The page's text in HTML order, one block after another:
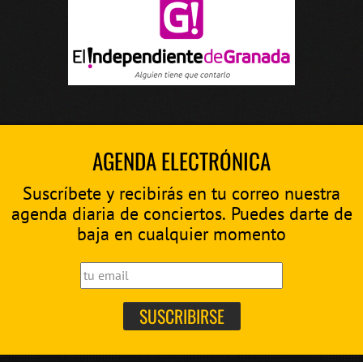
AGENDA ELECTRÓNICA
Suscríbete y recibirás en tu correo nuestra
agenda diaria de conciertos. Puedes darte de
baja en cualquier momento